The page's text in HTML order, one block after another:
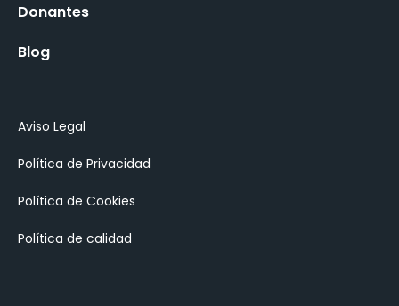
Donantes
Blog
Aviso Legal
Política de Privacidad
Política de Cookies
Política de calidad